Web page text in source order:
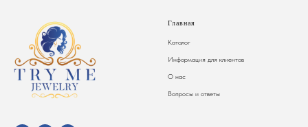
Главная
Каталог
Информация для клиентов
О нас
Вопросы и ответы